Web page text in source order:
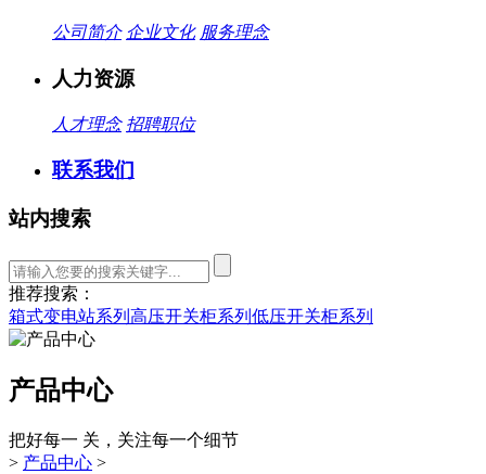
公司简介 企业文化 服务理念
人力资源
人才理念 招聘职位
联系我们
站内搜索
推荐搜索：
箱式变电站系列 高压开关柜系列 低压开关柜系列
产品中心
把好每一 关，关注每一个细节
> 产品中心 >